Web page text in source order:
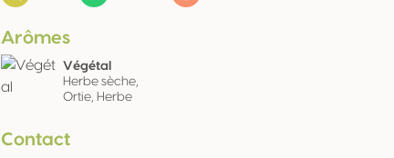
Arômes
Végétal
Herbe sèche,
Ortie, Herbe
Contact